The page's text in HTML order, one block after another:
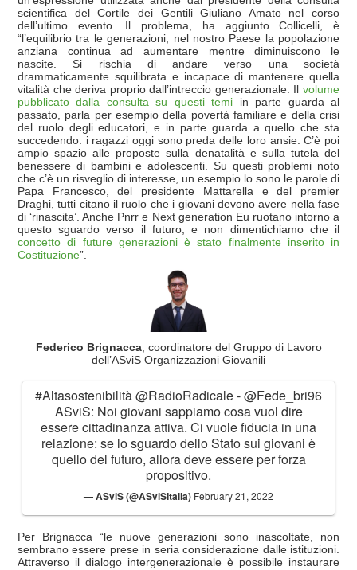
scientifica del Cortile dei Gentili Giuliano Amato nel corso
dell’ultimo evento. Il problema, ha aggiunto Collicelli, è
“l’equilibrio tra le generazioni, nel nostro Paese la popolazione
anziana continua ad aumentare mentre diminuiscono le
nascite. Si rischia di andare verso una società
drammaticamente squilibrata e incapace di mantenere quella
vitalità che deriva proprio dall’intreccio generazionale. Il volume
pubblicato dalla consulta su questi temi in parte guarda al
passato, parla per esempio della povertà familiare e della crisi
del ruolo degli educatori, e in parte guarda a quello che sta
succedendo: i ragazzi oggi sono preda delle loro ansie. C’è poi
ampio spazio alle proposte sulla denatalità e sulla tutela del
benessere di bambini e adolescenti. Su questi problemi noto
che c’è un risveglio di interesse, un esempio lo sono le parole di
Papa Francesco, del presidente Mattarella e del premier
Draghi, tutti citano il ruolo che i giovani devono avere nella fase
di ‘rinascita’. Anche Pnrr e Next generation Eu ruotano intorno a
questo sguardo verso il futuro, e non dimentichiamo che il
concetto di future generazioni è stato finalmente inserito in
Costituzione”.
Federico Brignacca, coordinatore del Gruppo di Lavoro
dell’ASviS Organizzazioni Giovanili
#Altasostenibilità@RadioRadicale-@Fede_bri96
ASviS: Noi giovani sappiamo cosa vuol dire
essere cittadinanza attiva. Ci vuole fiducia in una
relazione: se lo sguardo dello Stato sui giovani è
quello del futuro, allora deve essere per forza
propositivo.
— ASviS (@ASviSItalia) February 21, 2022
Per Brignacca “le nuove generazioni sono inascoltate, non
sembrano essere prese in seria considerazione dalle istituzioni.
Attraverso il dialogo intergenerazionale è possibile instaurare